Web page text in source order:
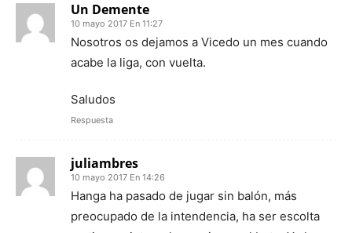
Un Demente
10 mayo 2017 En 11:27
Nosotros os dejamos a Vicedo un mes cuando
acabe la liga, con vuelta.
Saludos
Respuesta
juliambres
10 mayo 2017 En 14:26
Hanga ha pasado de jugar sin balón, más
preocupado de la intendencia, ha ser escolta